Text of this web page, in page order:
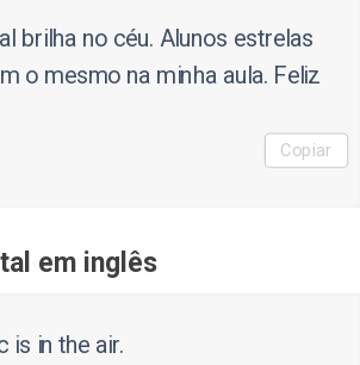
brilha no céu. Alunos estrelas
o mesmo na minha aula. Feliz
Copiar
em inglês
is in the air.